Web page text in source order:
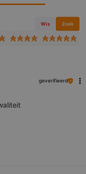
Wis Zoek
geverifieerd